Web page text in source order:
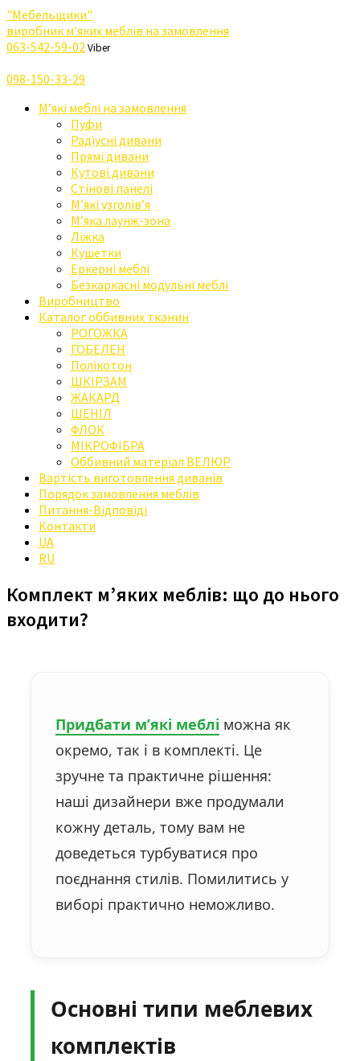
"Мебельщики"
виробник м'яких меблів на замовлення
063-542-59-02Viber
098-150-33-29
М’які меблі на замовлення
Пуфи
Радіусні дивани
Прямі дивани
Кутові дивани
Стінові панелі
М’які узголів’я
М’яка лаунж-зона
Ліжка
Кушетки
Еркерні меблі
Безкаркасні модульні меблі
Виробництво
Каталог оббивних тканин
РОГОЖКА
ГОБЕЛЕН
Полікотон
ШКІРЗАМ
ЖАКАРД
ШЕНІЛ
ФЛОК
МІКРОФІБРА
Оббивний матеріал ВЕЛЮР
Вартість виготовлення диванів
Порядок замовлення меблів
Питання-Відповіді
Контакти
UA
RU
Комплект м’яких меблів: що до нього
входити?
Придбати м’які меблі можна як
окремо, так і в комплекті. Це
зручне та практичне рішення:
наші дизайнери вже продумали
кожну деталь, тому вам не
доведеться турбуватися про
поєднання стилів. Помилитись у
виборі практично неможливо.
Основні типи меблевих
комплектів